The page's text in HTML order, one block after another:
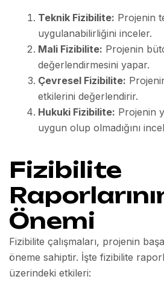
Teknik Fizibilite: Projenin
uygulanabilirliğini inceler.
Mali Fizibilite: Projenin
değerlendirmesini yapar.
Çevresel Fizibilite:
etkilerini değerlendirir.
Hukuki Fizibilite: Projenin
uygun olup olmadığını
Fizibilite
Önemi
Fizibilite çalışmaları, projenin
öneme sahiptir. İşte fizibilite
üzerindeki etkileri: